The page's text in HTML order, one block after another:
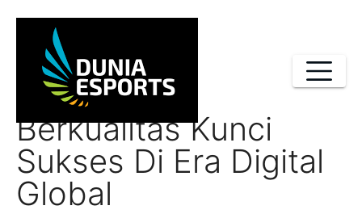
content
Pendidikan
Berkualitas Kunci
Sukses Di Era Digital
Global